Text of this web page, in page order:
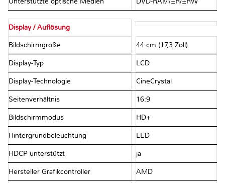
Display / Auflösung
Bildschirmgröße 44 cm (17,3 Zoll)
Display-Typ LCD
Display-Technologie CineCrystal
Seitenverhältnis 16:9
Bildschirmmodus HD+
Hintergrundbeleuchtung LED
HDCP unterstützt ja
Hersteller Grafikcontroller AMD